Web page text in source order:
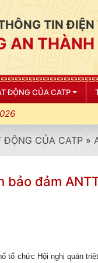
TIN
AN
ĐỘNG CỦA CATP
ĐỘNG CỦA CATP »
bảo đảm
tổ chức Hội nghị quán